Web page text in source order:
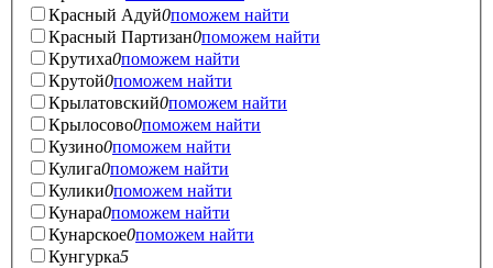
Красный Адуй0поможем найти
Красный Партизан0поможем найти
Крутиха0поможем найти
Крутой0поможем найти
Крылатовский0поможем найти
Крылосово0поможем найти
Кузино0поможем найти
Кулига0поможем найти
Кулики0поможем найти
Кунара0поможем найти
Кунарское0поможем найти
Кунгурка5